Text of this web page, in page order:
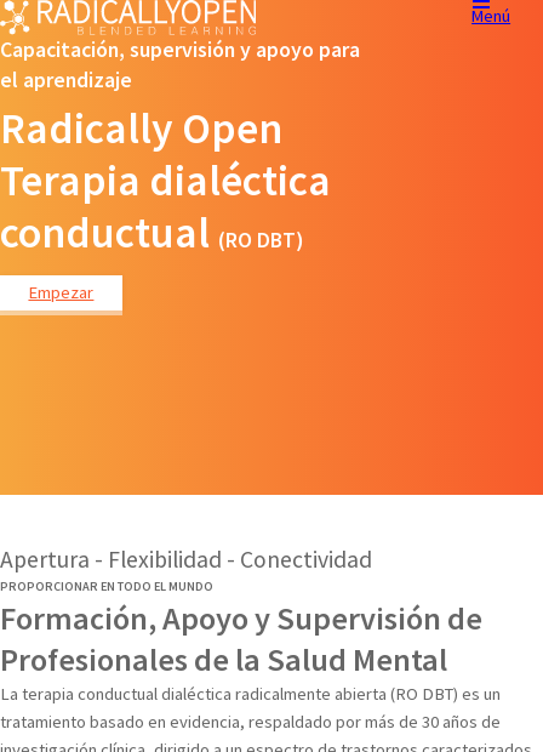
Menú
Capacitación, supervisión y apoyo para
el aprendizaje
Radically Open
Terapia dialéctica
conductual (RO DBT)
Empezar
Apertura - Flexibilidad - Conectividad
PROPORCIONAR EN TODO EL MUNDO
Formación, Apoyo y Supervisión de
Profesionales de la Salud Mental
La terapia conductual dialéctica radicalmente abierta (RO DBT) es un
tratamiento basado en evidencia, respaldado por más de 30 años de